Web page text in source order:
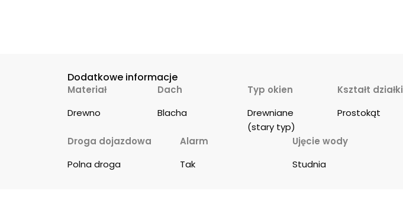
Dodatkowe informacje
Materiał
Drewno
Dach
Blacha
Typ okien
Drewniane
(stary typ)
Kształt działki
Prostokąt
Droga dojazdowa
Polna droga
Alarm
Tak
Ujęcie wody
Studnia